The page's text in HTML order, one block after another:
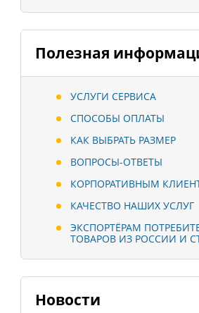
Полезная
УСЛУГИ СЕРВИСА
СПОСОБЫ ОПЛАТЫ
КАК ВЫБРАТЬ РАЗМЕР
ВОПРОСЫ-ОТВЕТЫ
КОРПОРАТИВНЫМ
КАЧЕСТВО НАШИХ УСЛУГ
ЭКСПОРТЁРАМ
ТОВАРОВ ИЗ РОССИИ И
Новости